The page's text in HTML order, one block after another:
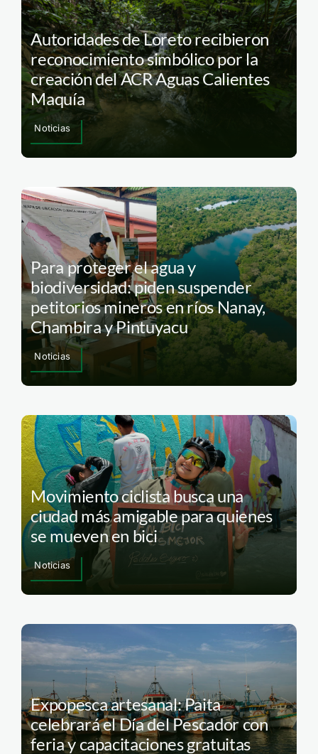
Autoridades de Loreto recibieron
reconocimiento simbólico por la
creación del ACR Aguas Calientes
Maquía
Noticias
Para proteger el agua y
biodiversidad: piden suspender
petitorios mineros en ríos Nanay,
Chambira y Pintuyacu
Noticias
Movimiento ciclista busca una
ciudad más amigable para quienes
se mueven en bici
Noticias
Expopesca artesanal: Paita
celebrará el Día del Pescador con
feria y capacitaciones gratuitas